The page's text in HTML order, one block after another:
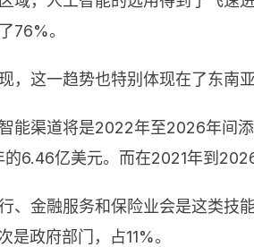
76%。
，这一趋势也特别体现在了东南
能渠道将是2022年至2026年间
6.46亿美元。而在2021年到
、金融服务和保险业会是这类
是政府部门，占11%。